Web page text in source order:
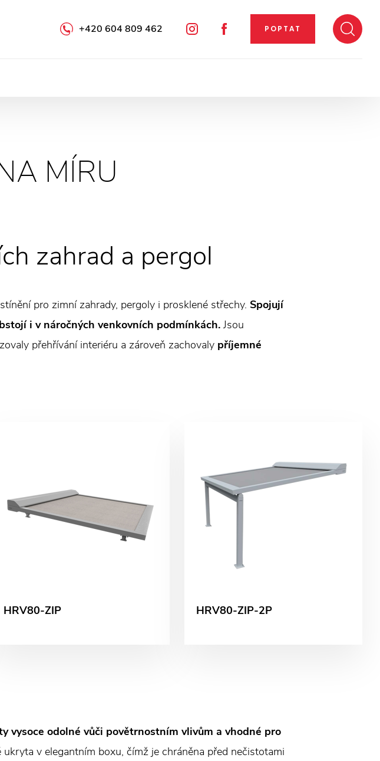
POPTAT
Facebook
Instagram
+420 604 809 462
MÍRU
zahrad a pergol
pro zimní zahrady, pergoly i prosklené střechy. Spojují
i v náročných venkovních podmínkách.Jsou
přehřívání interiéru a zároveň zachovaly příjemné
HRV80-ZIP HRV80-ZIP-2P
vysoce odolné vůči povětrnostním vlivům a vhodné pro
v elegantním boxu, čímž je chráněna před nečistotami